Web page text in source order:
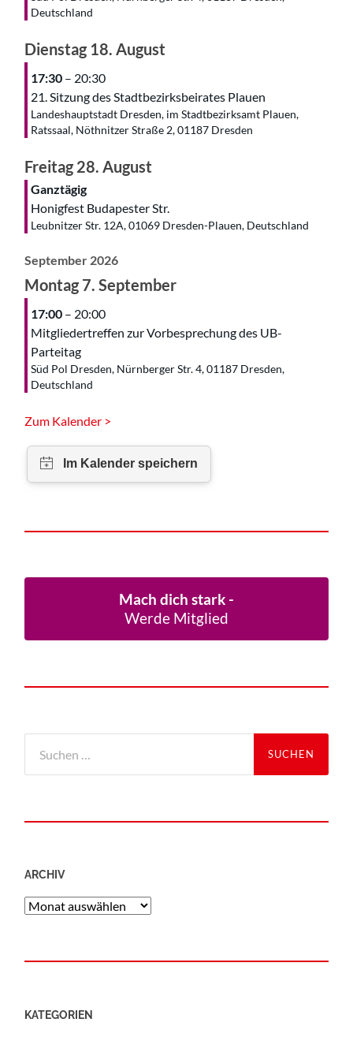
Deutschland
Dienstag 18. August
17:30 – 20:30
21. Sitzung des Stadtbezirksbeirates Plauen
Landeshauptstadt Dresden, im Stadtbezirksamt Plauen,
Ratssaal, Nöthnitzer Straße 2, 01187 Dresden
Freitag28. August
Ganztägig
Honigfest Budapester Str.
Leubnitzer Str. 12A, 01069 Dresden-Plauen, Deutschland
September 2026
Montag7. September
17:00 – 20:00
Mitgliedertreffen zur Vorbesprechung des UB-
Parteitag
Süd Pol Dresden, Nürnberger Str. 4, 01187 Dresden,
Deutschland
Zum Kalender >
Mach dich stark -
Werde Mitglied
ARCHIV
KATEGORIEN